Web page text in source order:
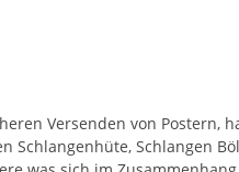
Versenden von Postern,
Schlangen